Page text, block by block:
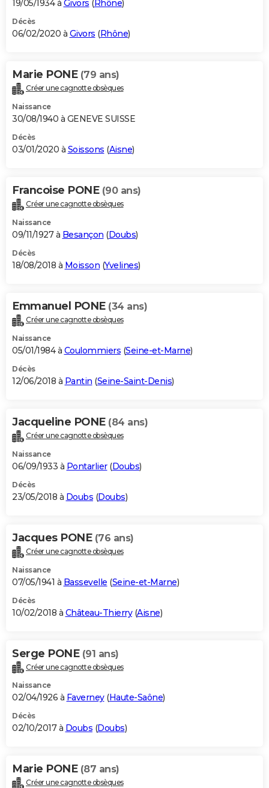
19/05/1934 à Givors ( Rhône)
Décès
06/02/2020 à Givors (Rhône)
Marie PONE (79 ans)
Créer une cagnotte obsèques
Naissance
30/08/1940 à GENEVE SUISSE
Décès
03/01/2020 à Soissons (Aisne)
Francoise PONE (90 ans)
Créer une cagnotte obsèques
Naissance
09/11/1927 à Besançon (Doubs)
Décès
18/08/2018 à Moisson (Yvelines)
Emmanuel PONE (34 ans)
Créer une cagnotte obsèques
Naissance
05/01/1984 à Coulommiers (Seine-et-Marne)
Décès
12/06/2018 à Pantin (Seine-Saint-Denis)
Jacqueline PONE (84 ans)
Créer une cagnotte obsèques
Naissance
06/09/1933 à Pontarlier(Doubs)
Décès
23/05/2018 à Doubs (Doubs)
Jacques PONE (76 ans)
Créer une cagnotte obsèques
Naissance
07/05/1941 à Bassevelle (Seine-et-Marne)
Décès
10/02/2018 à Château-Thierry(Aisne)
Serge PONE (91 ans)
Créer une cagnotte obsèques
Naissance
02/04/1926 à Faverney(Haute-Saône)
Décès
02/10/2017 à Doubs (Doubs)
Marie PONE (87 ans)
Créer une cagnotte obsèques